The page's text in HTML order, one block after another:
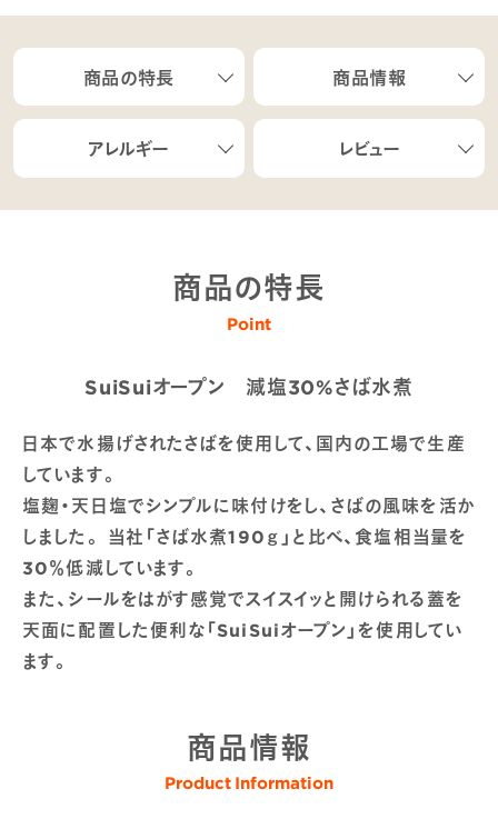
商品の特長 商品情報
アレルギー レビュー
商品の特長
Point
SuiSuiオープン 減塩30%さば水煮
日本で水揚げされたさばを使用して、国内の工場で生産
しています。
塩麹・天日塩でシンプルに味付けをし、さばの風味を活か
しました。 当社「さば水煮190ｇ」と比べ、食塩相当量を
30％低減しています。
また、シールをはがす感覚でスイスイッと開けられる蓋を
天面に配置した便利な「SuiSuiオープン」を使用してい
ます。
商品情報
Product Information